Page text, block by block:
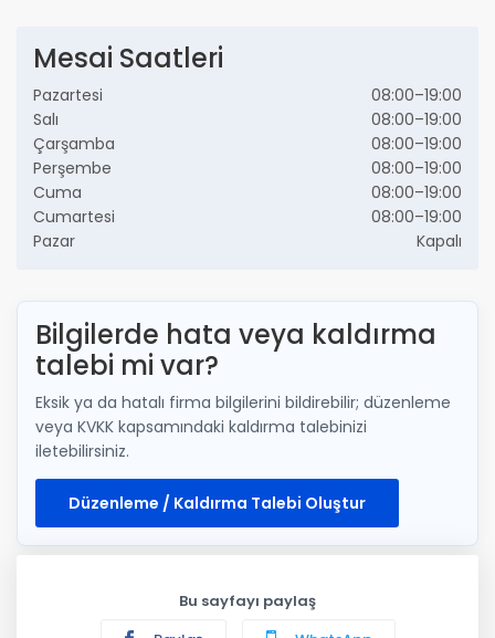
Mesai Saatleri
Pazartesi
08:00–19:00
Salı
08:00–19:00
Çarşamba
08:00–19:00
Perşembe
08:00–19:00
Cuma
08:00–19:00
Cumartesi
08:00–19:00
Pazar
Kapalı
Bilgilerde hata veya kaldırma
talebi mi var?
Eksik ya da hatalı firma bilgilerini bildirebilir; düzenleme
veya KVKK kapsamındaki kaldırma talebinizi
iletebilirsiniz.
Düzenleme / Kaldırma Talebi Oluştur
Bu sayfayı paylaş